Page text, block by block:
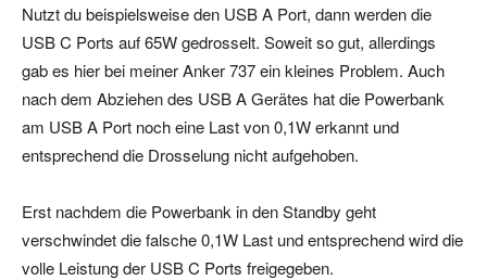
Nutzt du beispielsweise den USB A Port, dann werden die
USB C Ports auf 65W gedrosselt. Soweit so gut, allerdings
gab es hier bei meiner Anker 737 ein kleines Problem. Auch
nach dem Abziehen des USB A Gerätes hat die Powerbank
am USB A Port noch eine Last von 0,1W erkannt und
entsprechend die Drosselung nicht aufgehoben.
Erst nachdem die Powerbank in den Standby geht
verschwindet die falsche 0,1W Last und entsprechend wird die
volle Leistung der USB C Ports freigegeben.